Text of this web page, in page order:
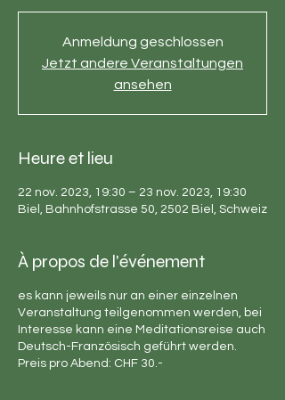
Anmeldung geschlossen
Jetzt andere Veranstaltungen
ansehen
Heure et lieu
22 nov. 2023, 19:30 – 23 nov. 2023, 19:30
Biel, Bahnhofstrasse 50, 2502 Biel, Schweiz
À propos de l'événement
es kann jeweils nur an einer einzelnen
Veranstaltung teilgenommen werden, bei
Interesse kann eine Meditationsreise auch
Deutsch-Französisch geführt werden.
Preis pro Abend: CHF 30.-